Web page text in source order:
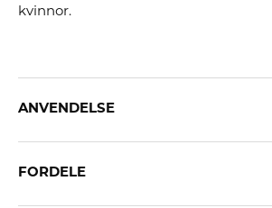
kvinnor.
ANVENDELSE
FORDELE